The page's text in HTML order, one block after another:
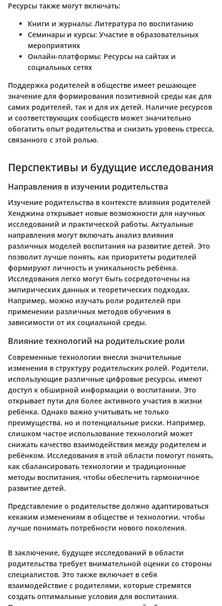
Ресурсы также могут включать:
Книги и журналы: Литература по воспитанию
Семинары и курсы: Участие в образовательных
мероприятиях
Онлайн-платформы: Ресурсы на сайтах и
социальных сетях
Поддержка родителей в обществе имеет решающее
значение для формирования позитивной среды как для
самих родителей, так и для их детей. Наличие ресурсов
и соответствующих сообществ может значительно
обогатить опыт родительства и снизить уровень стресса,
связанного с этой ролью.
Перспективы и будущие исследования
Направления в изучении родительства
Изучение родительства в контексте влияния родителей
Хенджина открывает новые возможности для научных
исследований и практической работы. Актуальные
направления могут включать анализ влияния
различных моделей воспитания на развитие детей. Это
позволит лучше понять, как приоритеты родителей
формируют личность и уникальность ребёнка.
Исследования легко могут быть сосредоточены на
эмпирических данных и теоретических подходах.
Например, можно изучать роли родителей при
применении различных методов обучения в
зависимости от их социальной среды.
Влияние технологий на родительские роли
Современные технологии внесли значительные
изменения в структуру родительских ролей. Родители,
использующие различные цифровые ресурсы, имеют
доступ к обширной информации о воспитании. Это
открывает пути для более активного участия в жизни
ребёнка. Однако важно учитывать не только
преимущества, но и потенциальные риски. Например,
слишком частое использование технологий может
снижать качество взаимодействия между родителем и
ребёнком. Исследования в этой области помогут понять,
как сбалансировать технологии и традиционные
методы воспитания, чтобы обеспечить гармоничное
развитие детей.
Представление о родительстве должно адаптироваться
кекаким изменениям в обществе и технологии, чтобы
лучше понимать потребности нового поколения.
В заключение, будущее исследований в области
родительства требует внимательной оценки со стороны
специалистов. Это также включает в себя
взаимодействие с родителями, которые стремятся
создать оптимальные условия для воспитания.